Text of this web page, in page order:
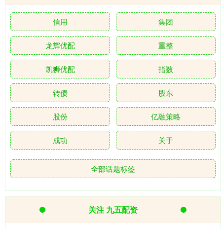
信用 集团
龙辉优配 重整
凯狮优配 指数
转债 股东
股份 亿融策略
成功 关于
全部话题标签
关注 九五配资